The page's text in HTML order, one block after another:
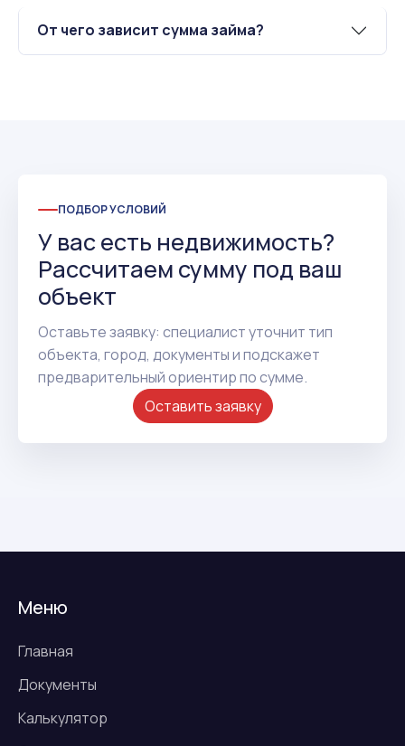
От чего зависит сумма займа?
ПОДБОР УСЛОВИЙ
У вас есть недвижимость?
Рассчитаем сумму под ваш
объект
Оставьте заявку: специалист уточнит тип
объекта, город, документы и подскажет
предварительный ориентир по сумме.
Оставить заявку
Меню
Главная
Документы
Калькулятор